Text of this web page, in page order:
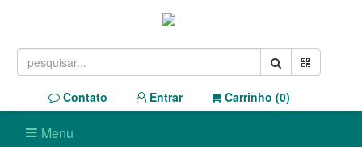
Contato Entrar Carrinho (0)
Menu